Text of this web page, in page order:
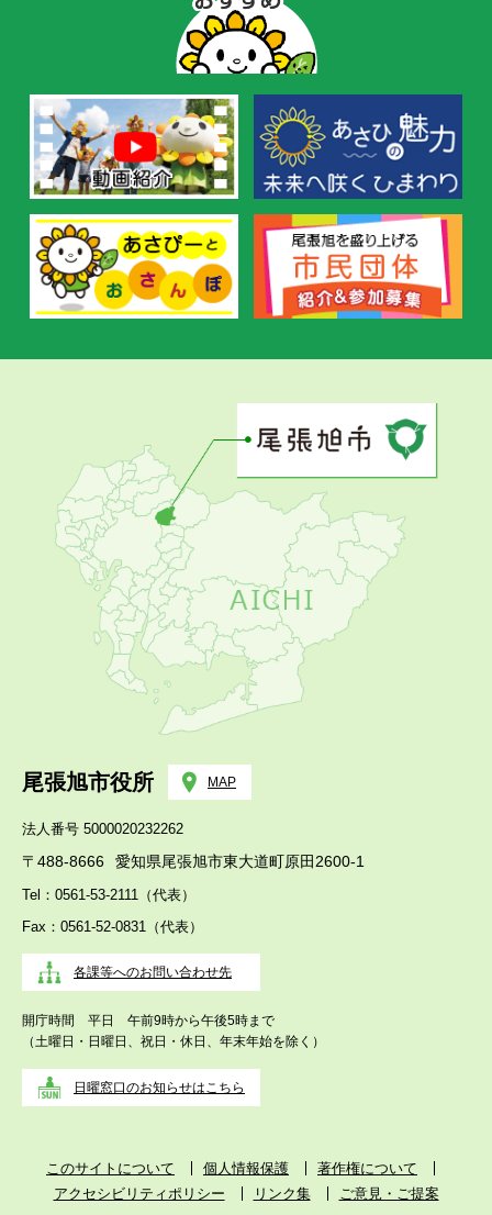
の
お
す
め
尾張旭市役所 MAP
法人番号 5000020232262
〒488-8666 愛知県尾張旭市東大道町原田2600-1
Tel：0561-53-2111（代表）
Fax：0561-52-0831（代表）
各課等へのお問い合わせ先
開庁時間 平日 午前9時から午後5時まで
（土曜日・日曜日、祝日・休日、年末年始を除く）
日曜窓口のお知らせはこちら
このサイトについて 個人情報保護
著作権について
アクセシビリティポリシー
リンク集 ご意見・ご提案